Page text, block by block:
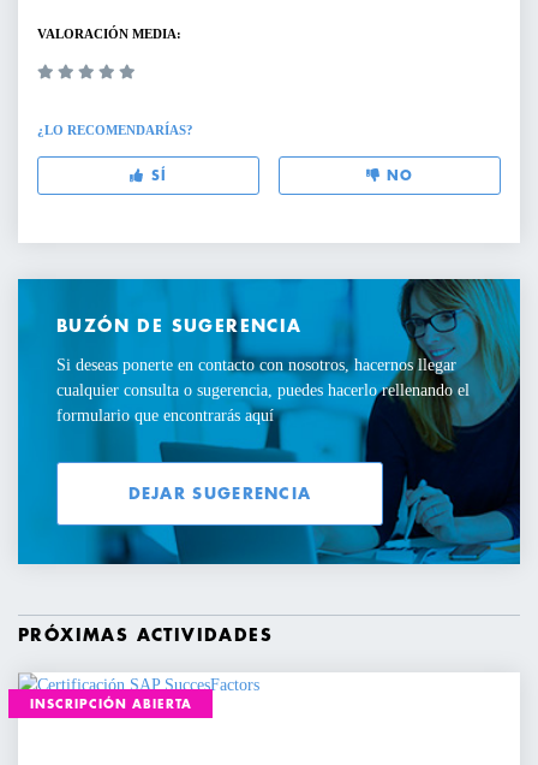
VALORACIÓN MEDIA:
¿LO RECOMENDARÍAS?
SÍ NO
BUZÓN DE SUGERENCIA
Si deseas ponerte en contacto con nosotros, hacernos llegar
cualquier consulta o sugerencia, puedes hacerlo rellenando el
formulario que encontrarás aquí
DEJAR SUGERENCIA
PRÓXIMAS ACTIVIDADES
INSCRIPCIÓN ABIERTA